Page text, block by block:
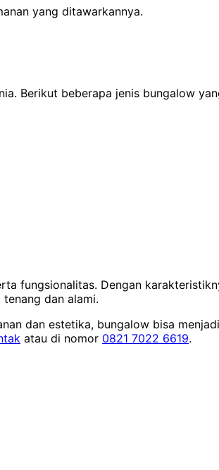
yang ditawarkannya.
Berikut beberapa jenis bungalow
fungsionalitas. Dengan
dan alami.
dan estetika, bungalow bisa
atau di nomor 0821 7022 6619.